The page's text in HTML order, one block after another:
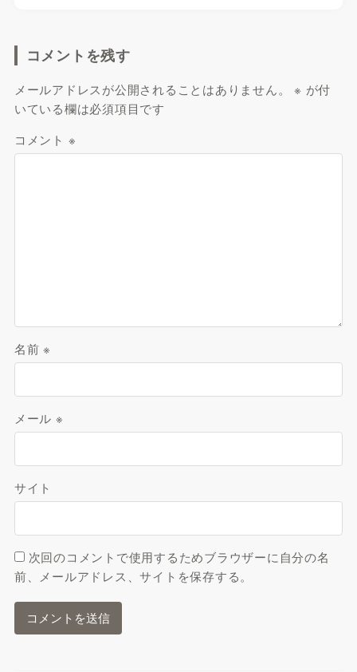
コメントを残す
メールアドレスが公開されることはありません。 ※ が付
いている欄は必須項目です
コメント ※
名前※
メール ※
サイト
次回のコメントで使用するためブラウザーに自分の名
前、メールアドレス、サイトを保存する。